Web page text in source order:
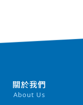
關於我們
About Us